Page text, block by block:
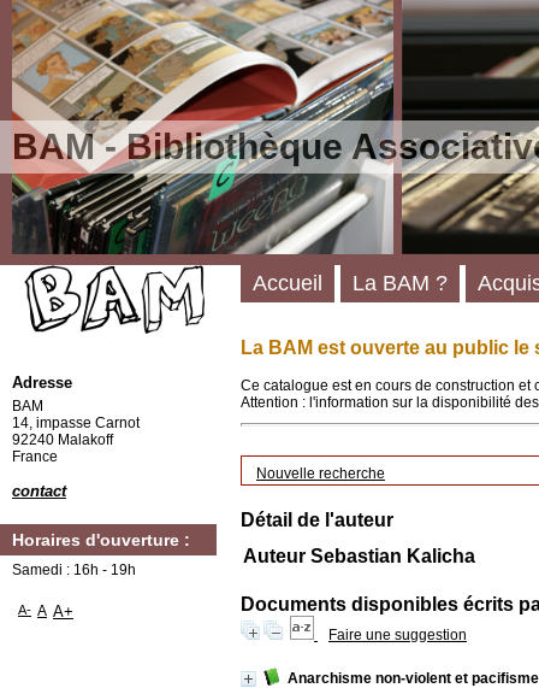
BAM - Bibliothèque
La BAM est ouverte au public le
Ce catalogue est en cours de construction
Attention : l'information sur la disponibilité
Nouvelle recherche
Détail de l'auteur
Auteur Sebastian Kalicha
Documents disponibles écrits
Faire une suggestion
Anarchisme non-violent et
Accueil La BAM ?
Adresse
BAM
14, impasse Carnot
92240 Malakoff
France
contact
Horaires d'ouverture :
Samedi : 16h - 19h
A- A A+